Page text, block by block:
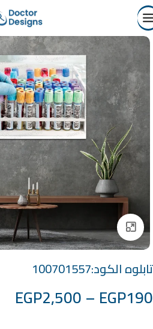
Click to enlarge
تابلوه الكود:100701557
EGP190
–
EGP2,500